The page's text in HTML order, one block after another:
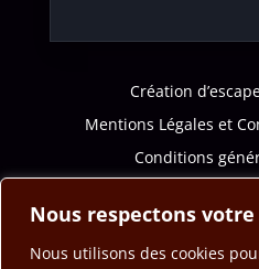
Nous respectons
Nous utilisons des cookies
Création
Mentions Légales et
Conditions